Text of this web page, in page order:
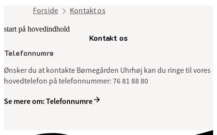
Forside Kontakt os
start på hovedindhold
Kontakt ossenest opdateret 2. juli 2025
Telefonnumre
Ønsker du at kontakte Børnegården Uhrhøj kan du ringe til vores
hovedtelefon på telefonnummer: 76 81 88 80
Se mere om: Telefonnumre